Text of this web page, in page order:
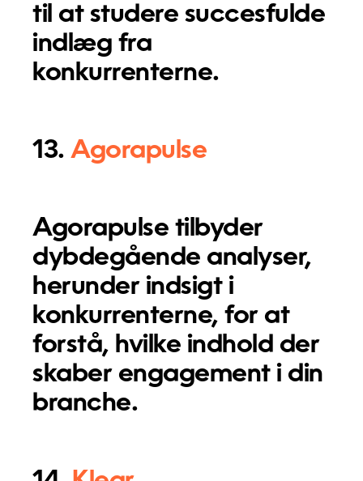
til at studere succesfulde
indlæg fra
konkurrenterne.
13.Agorapulse
Agorapulse tilbyder
dybdegående analyser,
herunder indsigt i
konkurrenterne, for at
forstå, hvilke indhold der
skaber engagement i din
branche.